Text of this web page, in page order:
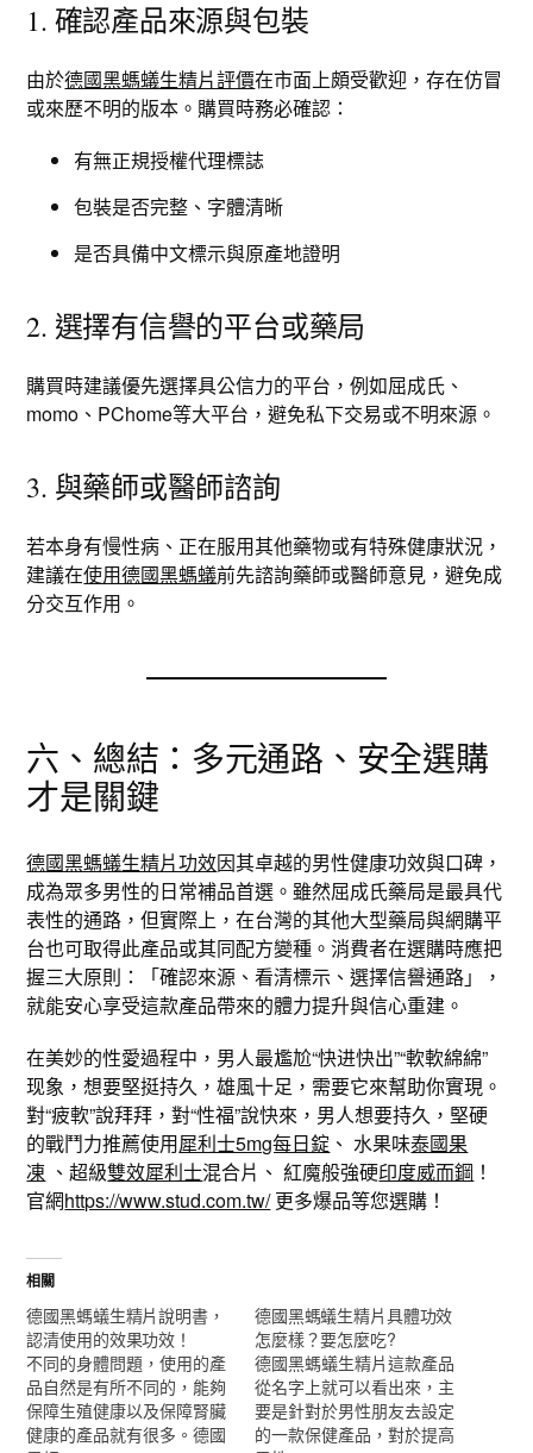
1. 確認產品來源與包裝
由於德國黑螞蟻生精片評價在市面上頗受歡迎，存在仿冒
或來歷不明的版本。購買時務必確認：
有無正規授權代理標誌
包裝是否完整、字體清晰
是否具備中文標示與原產地證明
2. 選擇有信譽的平台或藥局
購買時建議優先選擇具公信力的平台，例如屈成氏、
momo、PChome等大平台，避免私下交易或不明來源。
3. 與藥師或醫師諮詢
若本身有慢性病、正在服用其他藥物或有特殊健康狀況，
建議在使用德國黑螞蟻前先諮詢藥師或醫師意見，避免成
分交互作用。
六、總結：多元通路、安全選購
才是關鍵
德國黑螞蟻生精片功效因其卓越的男性健康功效與口碑，
成為眾多男性的日常補品首選。雖然屈成氏藥局是最具代
表性的通路，但實際上，在台灣的其他大型藥局與網購平
台也可取得此產品或其同配方變種。消費者在選購時應把
握三大原則：「確認來源、看清標示、選擇信譽通路」，
就能安心享受這款產品帶來的體力提升與信心重建。
在美妙的性愛過程中，男人最尷尬“快进快出”“軟軟綿綿”
现象，想要堅挺持久，雄風十足，需要它來幫助你實現。
對“疲軟”說拜拜，對“性福”說快來，男人想要持久，堅硬
的戰鬥力推薦使用犀利士5mg每日錠 、 水果味泰國果
凍 、超級雙效犀利士混合片、 紅魔般強硬印度威而鋼 ！
官網https://www.stud.com.tw/更多爆品等您選購！
相關
德國黑螞蟻生精片說明書，
認清使用的效果功效！
不同的身體問題，使用的產
品自然是有所不同的，能夠
保障生殖健康以及保障腎臟
健康的產品就有很多。德國
德國黑螞蟻生精片具體功效
怎麼樣？要怎麼吃?
德國黑螞蟻生精片這款產品
從名字上就可以看出來，主
要是針對於男性朋友去設定
的一款保健產品，對於提高